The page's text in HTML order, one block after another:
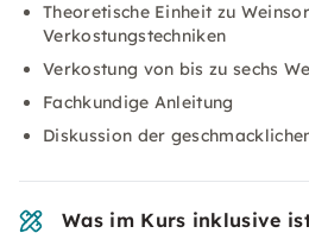
Theoretische Einheit zu
Verkostungstechniken
Verkostung von bis zu sechs
Fachkundige Anleitung
Diskussion der
Was im Kurs inklusive